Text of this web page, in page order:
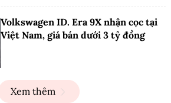
Volkswagen ID. Era 9X nhận cọc tại
Việt Nam, giá bán dưới 3 tỷ đồng
Xem thêm